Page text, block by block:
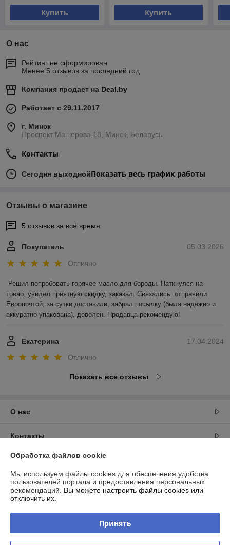
Купить Купить
О нас
Рейтинг не сформирован
Менее 5 отзывов за последний год
Компания продает на Deal.by
Работает с 29.11.2017
г. Минск
Проспект Машерова,18, Минск, Беларусь
Контакты
Сегодня выходнойПоказать весь график работы
Отзывы о магазине
5 отзывов за всё время
05.03.2026
Покупатель
Отлично
Решил попробовать горячее масло для бороды. Наткнулся на
товар, увидел приятную скидку, заказал. Связались, отправили
Европочтой, за сутки доставили, забрал посылку (была надёжно и
аккуратно упакована), доволен. Продавца рекомендую!
17.04.2024
Екатерина
Отлично
Показать все отзывы
О нас
Контакты
Доставка и оплата
График работы
Политика обработки cookies
Обработка файлов cookie
Мы используем файлы cookies для обеспечения удобства
пользователей портала и предоставления персональных
рекомендаций. Вы можете настроить файлы cookies или
отключить их.
Принять